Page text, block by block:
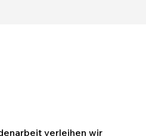
verleihen wir